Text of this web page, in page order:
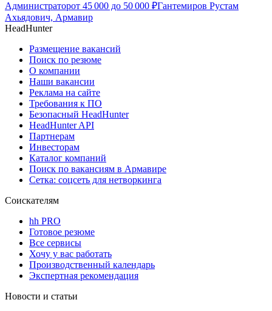
Администраторот 45 000 до 50 000 ₽Гантемиров Рустам
Ахьядович, Армавир
HeadHunter
Размещение вакансий
Поиск по резюме
О компании
Наши вакансии
Реклама на сайте
Требования к ПО
Безопасный HeadHunter
HeadHunter API
Партнерам
Инвесторам
Каталог компаний
Поиск по вакансиям в Армавире
Сетка: соцсеть для нетворкинга
Соискателям
hh PRO
Готовое резюме
Все сервисы
Хочу у вас работать
Производственный календарь
Экспертная рекомендация
Новости и статьи